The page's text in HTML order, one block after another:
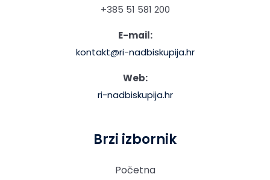
+385 51 581 200
E-mail:
kontakt@ri-nadbiskupija.hr
Web:
ri-nadbiskupija.hr
Brzi izbornik
Početna